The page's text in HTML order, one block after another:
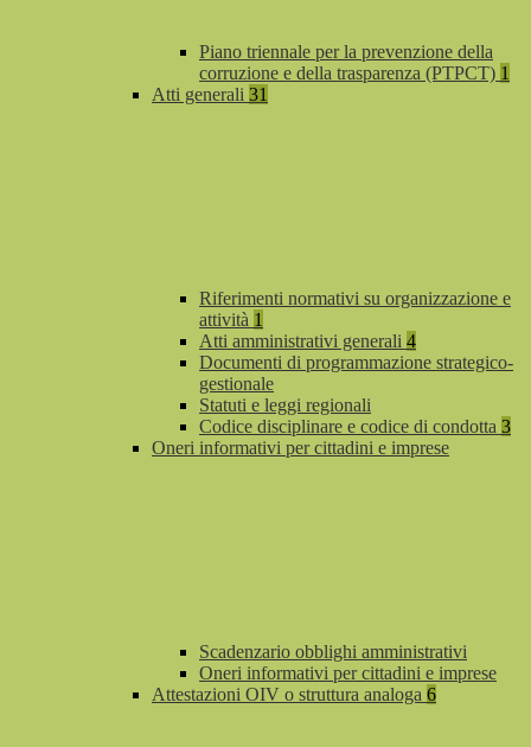
Piano triennale per la prevenzione della
corruzione e della trasparenza (PTPCT) 1
Atti generali 31
Riferimenti normativi su organizzazione e
attività 1
Atti amministrativi generali 4
Documenti di programmazione strategico-
gestionale
Statuti e leggi regionali
Codice disciplinare e codice di condotta 3
Oneri informativi per cittadini e imprese
Scadenzario obblighi amministrativi
Oneri informativi per cittadini e imprese
Attestazioni OIV o struttura analoga 6